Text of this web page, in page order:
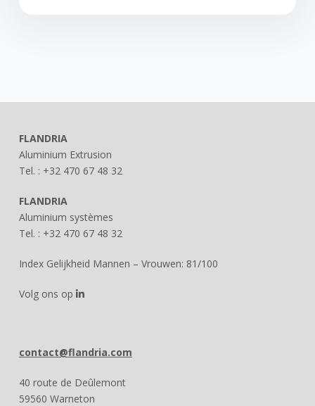
FLANDRIA
Aluminium Extrusion
Tel. : +32 470 67 48 32
FLANDRIA
Aluminium systèmes
Tel. : +32 470 67 48 32
Index Gelijkheid Mannen – Vrouwen: 81/100
Volg ons op
contact@flandria.com
40 route de Deûlemont
59560 Warneton